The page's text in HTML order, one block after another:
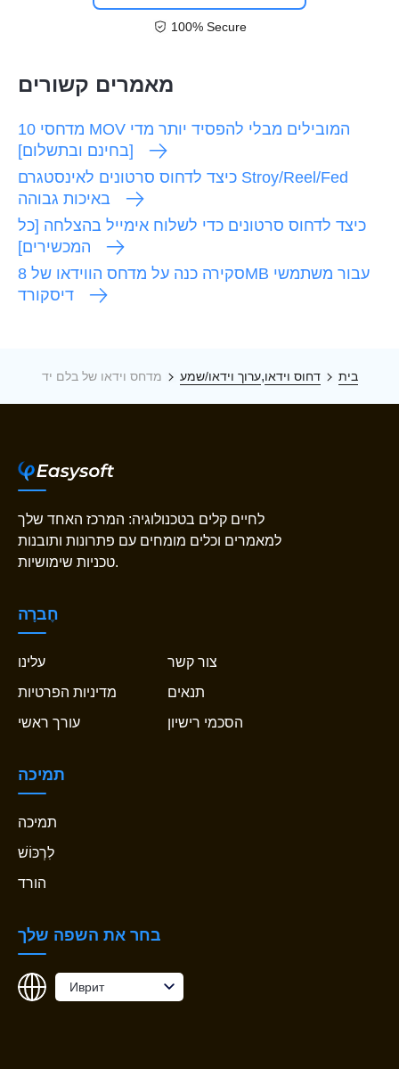
100% Secure
מאמרים קשורים
10 מדחסי MOV המובילים מבלי להפסיד יותר מדי
[בחינם ובתשלום]
כיצד לדחוס סרטונים לאינסטגרם Stroy/Reel/Fed
באיכות גבוהה
כיצד לדחוס סרטונים כדי לשלוח אימייל בהצלחה [כל
המכשירים]
סקירה כנה על מדחס הווידאו של 8MB עבור משתמשי
דיסקורד
בית דחוס וידאו,ערוך וידאו/שמע מדחס וידאו של בלם יד
לחיים קלים בטכנולוגיה: המרכז האחד שלך
למאמרים וכלים מומחים עם פתרונות ותובנות
טכניות שימושיות.
חֶברָה
עלינו
צור קשר
מדיניות הפרטיות
תנאים
עורך ראשי
הסכמי רישיון
תמיכה
תמיכה
לִרְכּוֹשׁ
הורד
בחר את השפה שלך
Иврит